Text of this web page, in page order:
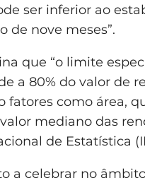
ser inferior ao
de nove meses”.
que “o limite
a 80% do valor de
fatores como área,
mediano das
de Estatística
a celebrar no